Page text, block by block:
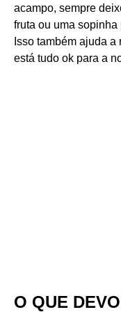
acampo, sempre
fruta ou uma
Isso também ajuda
está tudo ok para a
O QUE